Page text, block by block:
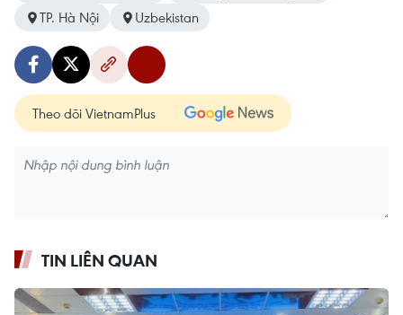
TP. Hà Nội
Uzbekistan
Theo dõi VietnamPlus
TIN LIÊN QUAN